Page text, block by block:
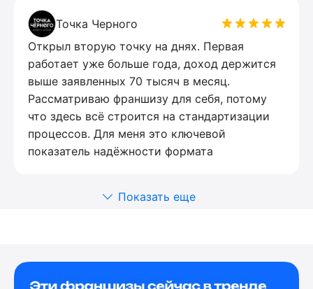
Точка Черного
Открыл вторую точку на днях. Первая
работает уже больше года, доход держится
выше заявленных 70 тысяч в месяц.
Рассматриваю франшизу для себя, потому
что здесь всё строится на стандартизации
процессов. Для меня это ключевой
показатель надёжности формата
Показать еще